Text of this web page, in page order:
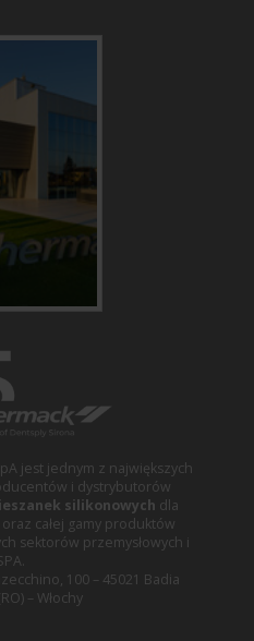
jest jednym z największych
i dystrybutorów
silikonowych dla
całej gamy produktów
sektorów przemysłowych i
100 – 45021 Badia
– Włochy